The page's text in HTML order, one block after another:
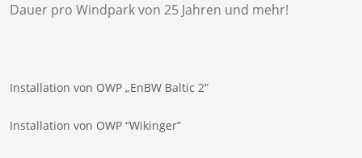
Dauer pro Windpark von 25 Jahren und mehr!
Installation von OWP „EnBW Baltic 2“
Installation von OWP “Wikinger”